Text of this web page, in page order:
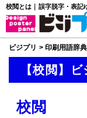
校閲とは｜誤字脱字・表記
ビジプリ > 印刷用語辞典
【校閲】
校閲